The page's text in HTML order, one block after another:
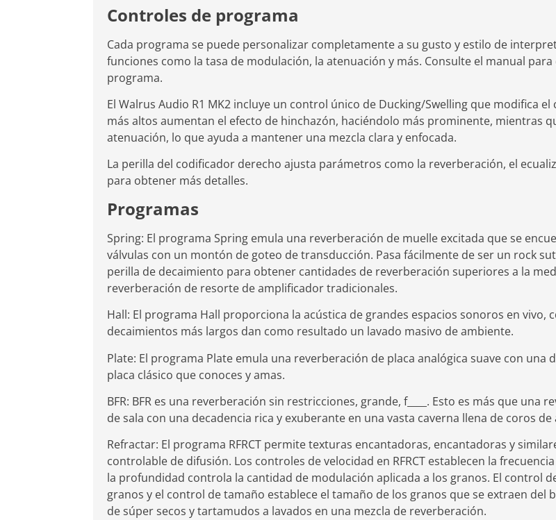
Controles de programa
Cada programa se puede personalizar completamente a su gusto y estilo de
funciones como la tasa de modulación, la atenuación y más. Consulte el manual
programa.
El Walrus Audio R1 MK2 incluye un control único de Ducking/Swelling que modifica
más altos aumentan el efecto de hinchazón, haciéndolo más prominente, mientras
atenuación, lo que ayuda a mantener una mezcla clara y enfocada.
La perilla del codificador derecho ajusta parámetros como la reverberación, el
para obtener más detalles.
Programas
Spring: El programa Spring emula una reverberación de muelle excitada que se
válvulas con un montón de goteo de transducción. Pasa fácilmente de ser un rock
perilla de decaimiento para obtener cantidades de reverberación superiores a la
reverberación de resorte de amplificador tradicionales.
Hall: El programa Hall proporciona la acústica de grandes espacios sonoros en vivo,
decaimientos más largos dan como resultado un lavado masivo de ambiente.
Plate: El programa Plate emula una reverberación de placa analógica suave con
placa clásico que conoces y amas.
BFR: BFR es una reverberación sin restricciones, grande, f____. Esto es más que
de sala con una decadencia rica y exuberante en una vasta caverna llena de coros de
Refractar: El programa RFRCT permite texturas encantadoras, encantadoras y
controlable de difusión. Los controles de velocidad en RFRCT establecen la
la profundidad controla la cantidad de modulación aplicada a los granos. El control
granos y el control de tamaño establece el tamaño de los granos que se extraen
de súper secos y tartamudos a lavados en una mezcla de reverberación.